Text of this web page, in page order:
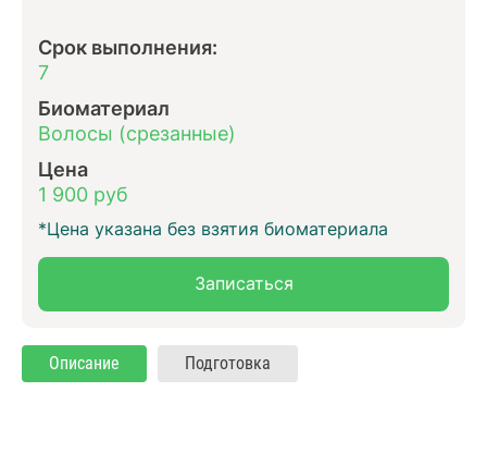
Срок выполнения:
7
Биоматериал
Волосы (срезанные)
Цена
1 900 руб
*Цена указана без взятия биоматериала
Записаться
Описание Подготовка